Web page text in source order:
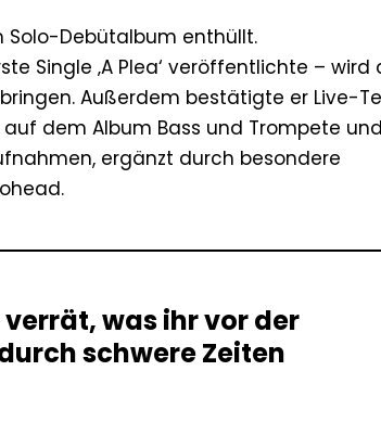
Solo-Debütalbum enthüllt.
Single ‚A Plea‘ veröffentlichte – wird
Außerdem bestätigte er Live-
dem Album Bass und Trompete
ergänzt durch besondere
was ihr vor der
schwere Zeiten